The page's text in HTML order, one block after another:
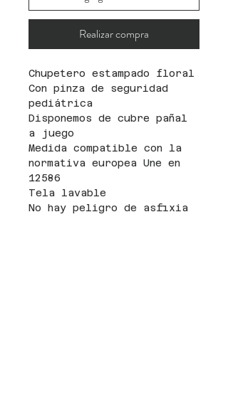
Realizar compra
Chupetero estampado floral
Con pinza de seguridad
pediátrica
Disponemos de cubre pañal
a juego
Medida compatible con la
normativa europea Une en
12586
Tela lavable
No hay peligro de asfixia